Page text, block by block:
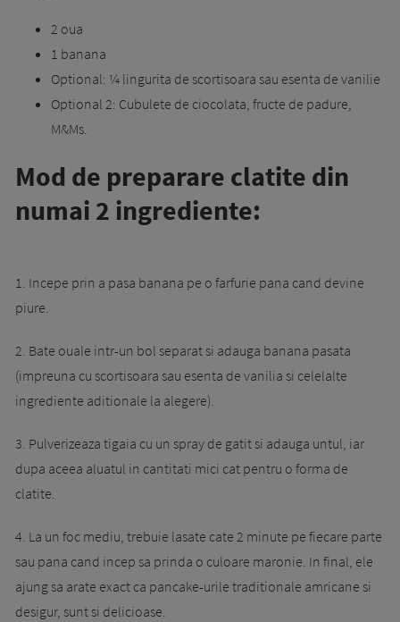
2 oua
1 banana
Optional: ¼ lingurita de scortisoara sau esenta de vanilie
Optional 2: Cubulete de ciocolata, fructe de padure,
M&Ms.
Mod de preparare clatite din
numai 2 ingrediente:
1. Incepe prin a pasa banana pe o farfurie pana cand devine
piure.
2. Bate ouale intr-un bol separat si adauga banana pasata
(impreuna cu scortisoara sau esenta de vanilia si celelalte
ingrediente aditionale la alegere).
3. Pulverizeaza tigaia cu un spray de gatit si adauga untul, iar
dupa aceea aluatul in cantitati mici cat pentru o forma de
clatite.
4. La un foc mediu, trebuie lasate cate 2 minute pe fiecare parte
sau pana cand incep sa prinda o culoare maronie. In final, ele
ajung sa arate exact ca pancake-urile traditionale amricane si
desigur, sunt si delicioase.